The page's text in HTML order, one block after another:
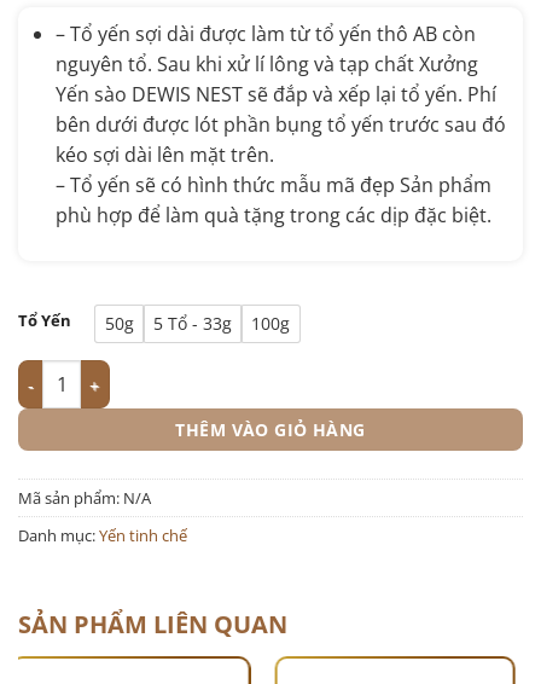
– Tổ yến sợi dài được làm từ tổ yến thô AB còn
nguyên tổ. Sau khi xử lí lông và tạp chất Xưởng
Yến sào DEWIS NEST sẽ đắp và xếp lại tổ yến. Phí
bên dưới được lót phần bụng tổ yến trước sau đó
kéo sợi dài lên mặt trên.
– Tổ yến sẽ có hình thức mẫu mã đẹp Sản phẩm
phù hợp để làm quà tặng trong các dịp đặc biệt.
Tổ Yến 50g 5 Tổ - 33g 100g
Yến Sào Khánh Hòa Nguyên Chất Yến Tinh Chế Sợi Dài Dewis
THÊM VÀO GIỎ HÀNG
Mã sản phẩm: N/A
Danh mục:Yến tinh chế
SẢN PHẨM LIÊN QUAN